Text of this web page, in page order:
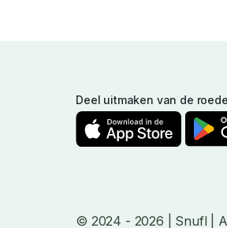
Deel uitmaken van de
© 2024 - 2026 | Snufl |